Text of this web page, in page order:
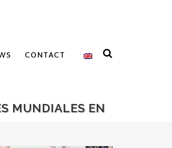
CONTACT
MUNDIALES EN